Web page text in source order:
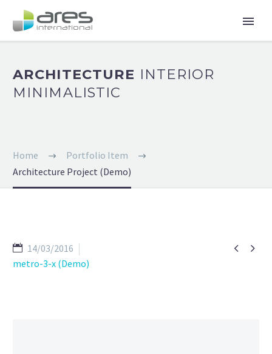
ARCHITECTURE INTERIOR
MINIMALISTIC
Home
Portfolio Item
Architecture Project (Demo)
 
14/03/2016
metro-3-x (Demo)